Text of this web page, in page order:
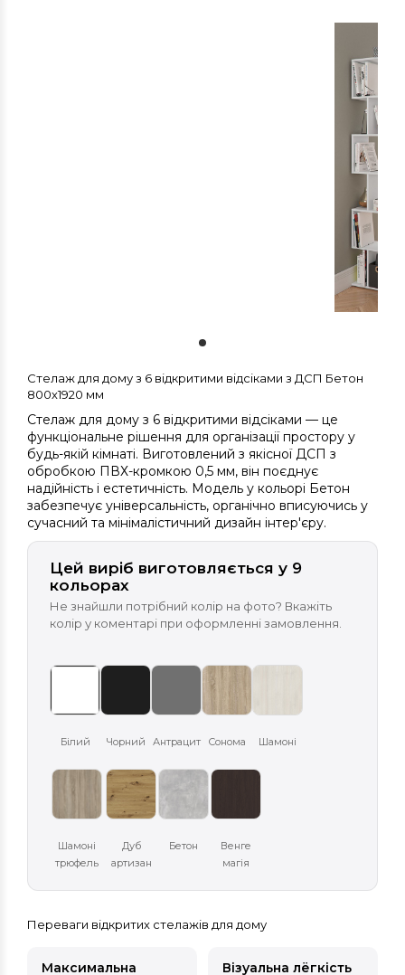
Стелаж для дому з 6 відкритими відсіками з ДСП Бетон
800х1920 мм
Стелаж для дому з 6 відкритими відсіками — це
функціональне рішення для організації простору у
будь-якій кімнаті. Виготовлений з якісної ДСП з
обробкою ПВХ-кромкою 0,5 мм, він поєднує
надійність і естетичність. Модель у кольорі Бетон
забезпечує універсальність, органічно вписуючись у
сучасний та мінімалістичний дизайн інтер'єру.
Цей виріб виготовляється у 9
кольорах
Не знайшли потрібний колір на фото? Вкажіть
колір у коментарі при оформленні замовлення.
Білий Чорний Антрацит Сонома Шамоні
Шамоні
трюфель
Дуб
артизан
Бетон
Венге
магія
Переваги відкритих стелажів для дому
Максимальна Візуальна лёгкість